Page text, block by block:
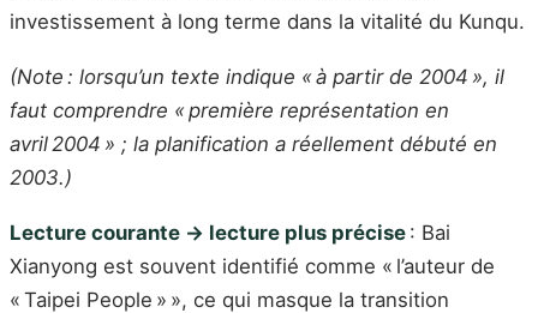
investissement à long terme dans la vitalité du Kunqu.
(Note : lorsqu’un texte indique « à partir de 2004 », il
faut comprendre « première représentation en
avril 2004 » ; la planification a réellement débuté en
2003.)
Lecture courante → lecture plus précise : Bai
Xianyong est souvent identifié comme « l’auteur de
« Taipei People » », ce qui masque la transition